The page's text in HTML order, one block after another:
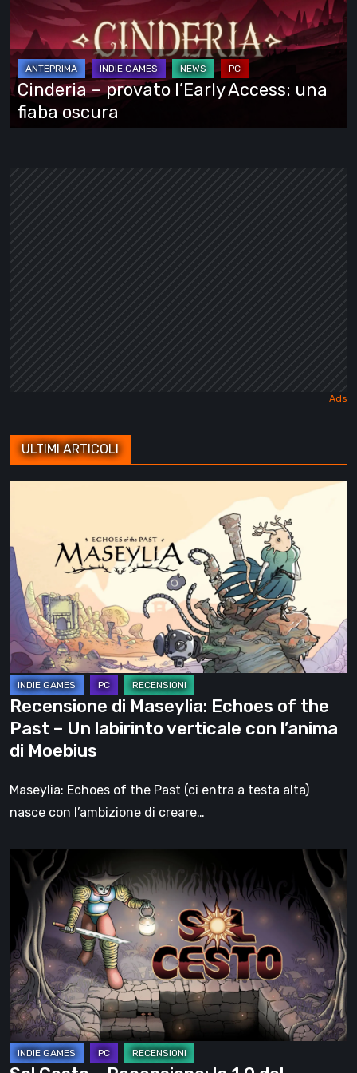
l’Early
Access:
una
fiaba
oscura
Cinderia – provato l’Early Access: una
fiaba oscura
ULTIMI ARTICOLI
Echoes
of
the
Past
–
Un
labirinto
verticale
con
l’anima
di
Recensione di Maseylia: Echoes of the
Past – Un labirinto verticale con l’anima
di Moebius
Maseylia: Echoes of the Past (ci entra a testa alta)
nasce con l’ambizione di creare…
Cesto
Recensione:
la
1.0
del
roguelite
di
Tambouille